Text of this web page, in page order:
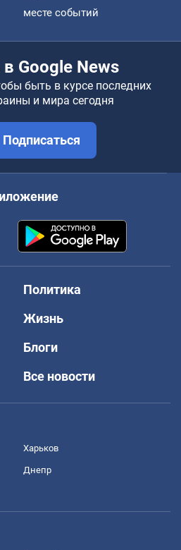
месте событий
в Google News
быть в курсе последних
и мира сегодня
Подписаться
Политика
Жизнь
Блоги
Все новости
Харьков
Днепр